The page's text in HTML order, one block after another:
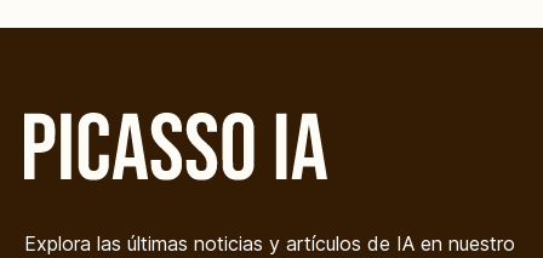
Explora las últimas noticias y artículos de IA en nuestro